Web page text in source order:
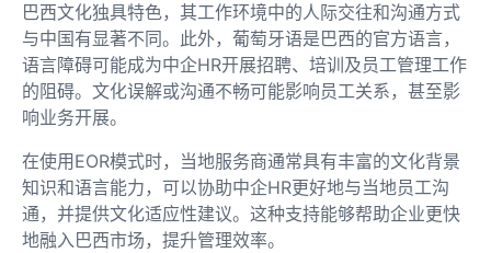
巴西文化独具特色，其工作环境中的人际交往和沟通方式
与中国有显著不同。此外，葡萄牙语是巴西的官方语言，
语言障碍可能成为中企HR开展招聘、培训及员工管理工作
的阻碍。文化误解或沟通不畅可能影响员工关系，甚至影
响业务开展。
在使用EOR模式时，当地服务商通常具有丰富的文化背景
知识和语言能力，可以协助中企HR更好地与当地员工沟
通，并提供文化适应性建议。这种支持能够帮助企业更快
地融入巴西市场，提升管理效率。